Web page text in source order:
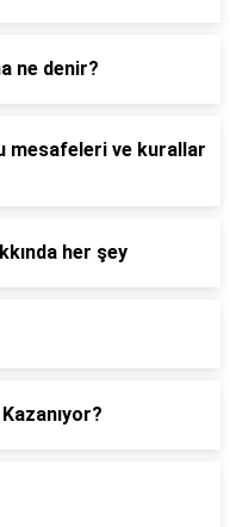
ne denir?
mesafeleri ve kurallar
her şey